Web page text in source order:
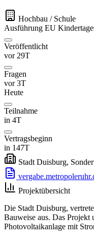
Hochbau / Schule
Ausführung EU
Veröffentlicht
vor 29T
Fragen
vor 3T
Heute
Teilnahme
in 4T
Vertragsbeginn
in 147T
Stadt Duisburg,
Projektübersicht
Die Stadt Duisburg,
Bauweise aus. Das
Photovoltaikanlage mit